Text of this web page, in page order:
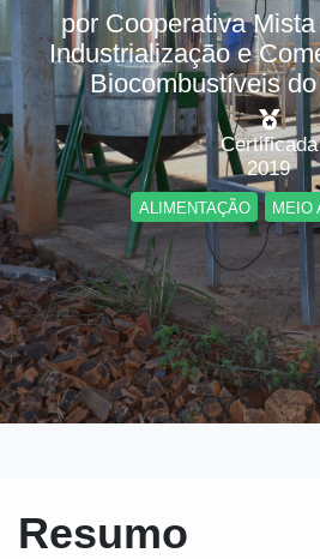
por Cooperativa
Industrialização e
Biocombustíveis
Certificada
2019
ALIMENTAÇÃO MEIO
Resumo